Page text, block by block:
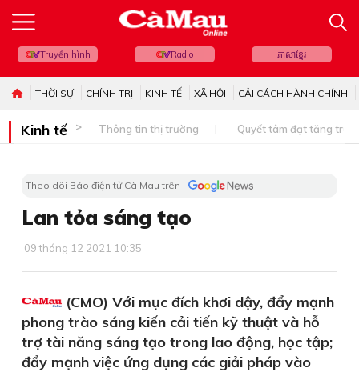
Truyền hình Radio ភាសាខ្មែរ
THỜI SỰ CHÍNH TRỊ KINH TẾ XÃ HỘI CẢI CÁCH HÀNH CHÍNH
Kinh tế Thông tin thị trường Quyết tâm đạt tăng
Theo dõi Báo điện tử Cà Mau trên
Lan tỏa sáng tạo
09 tháng 12 2021 10:35
(CMO) Với mục đích khơi dậy, đẩy mạnh
phong trào sáng kiến cải tiến kỹ thuật và hỗ
trợ tài năng sáng tạo trong lao động, học tập;
đẩy mạnh việc ứng dụng các giải pháp vào